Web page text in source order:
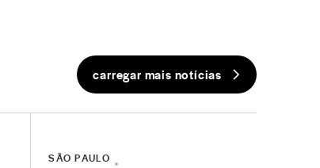
carregar mais notícias
SÃO PAULO